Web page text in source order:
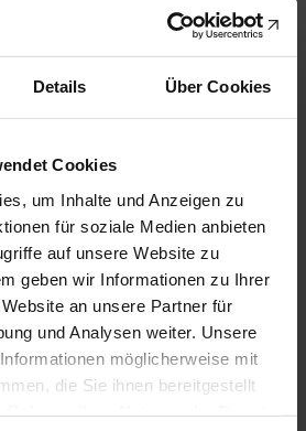
Details Über Cookies
Cookies
um Inhalte und Anzeigen zu
für soziale Medien anbieten
auf unsere Website zu
geben wir Informationen zu Ihrer
an unsere Partner für
und Analysen weiter. Unsere
möglicherweise mit
die Sie ihnen bereitgestellt
Kataloge
Schwerpunkte reichen von
und Bildungsgerechtigkeit bis
und sozialen Integration. Viele
dem Hintergrund der
Bereichen Zusammenleben,
Beiträge aus
Soziologie